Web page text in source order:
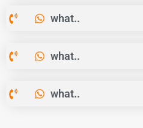
what..
what..
what..